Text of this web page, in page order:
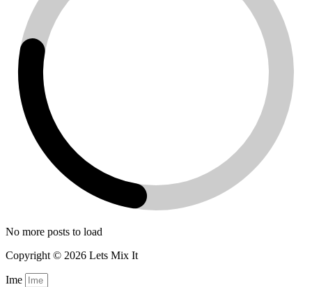
No more posts to load
Copyright © 2026 Lets Mix It
Ime